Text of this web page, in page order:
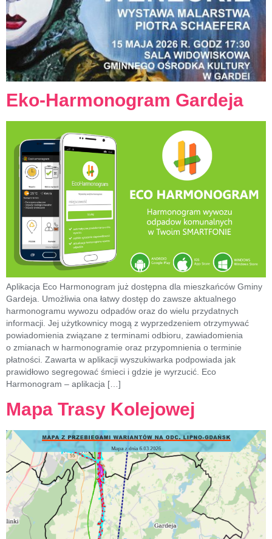
Eko-Harmonogram Gardeja
Aplikacja Eco Harmonogram już dostępna dla mieszkańców Gminy
Gardeja. Umożliwia ona łatwy dostęp do zawsze aktualnego
harmonogramu wywozu odpadów oraz do wielu przydatnych
informacji. Jej użytkownicy mogą z wyprzedzeniem otrzymywać
powiadomienia związane z terminami odbioru, zawiadomienia
o zmianach w harmonogramie oraz przypomnienia o terminie
płatności. Zawarta w aplikacji wyszukiwarka podpowiada jak
prawidłowo segregować śmieci i gdzie je wyrzucić. Eco
Harmonogram – aplikacja […]
Mapa Trasy Kolejowej